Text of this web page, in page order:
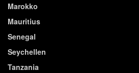
Marokko
Mauritius
Senegal
Seychellen
Tanzania